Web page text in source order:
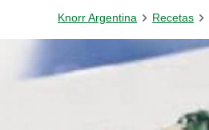
Knorr Argentina Recetas